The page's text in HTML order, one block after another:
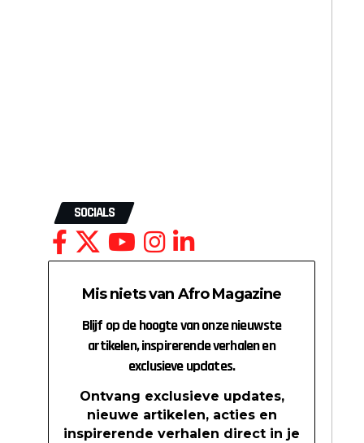
SOCIALS
Mis niets van Afro Magazine
Blijf op de hoogte van onze nieuwste
artikelen, inspirerende verhalen en
exclusieve updates.
Ontvang exclusieve updates,
nieuwe artikelen, acties en
inspirerende verhalen direct in je